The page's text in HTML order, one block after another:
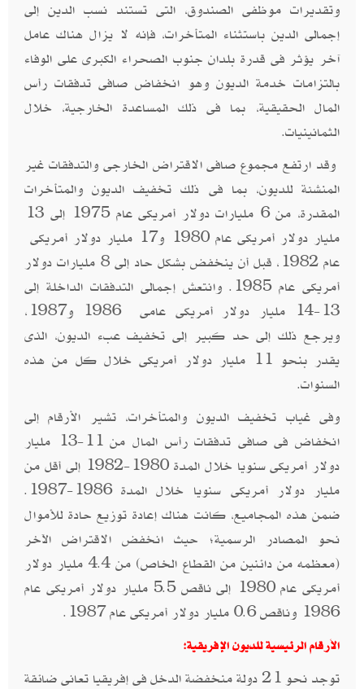
وتقديرات موظفى الصندوق، التى تستند نسب الدين إلى
إجمالى الدين باستثناء المتأخرات، فإنه لا يزال هناك عامل
آخر يؤثر فى قدرة بلدان جنوب الصحراء الكبرى على الوفاء
بالتزامات خدمة الديون وهو انخفاض صافى تدفقات رأس
المال الحقيقية، بما فى ذلك المساعدة الخارجية، خلال
الثمانينيات.
وقد ارتفع مجموع صافى الاقتراض الخارجى والتدفقات غير
المنشئة للديون، بما فى ذلك تخفيف الديون والمتأخرات
المقدرة، من 6 مليارات دولار أمريكى عام 1975 إلى 13
مليار دولار أمريكى عام 1980 و17 مليار دولار أمريكى
عام 1982، قبل أن ينخفض ​​بشكل حاد إلى 8 مليارات دولار
أمريكى عام 1985. وانتعش إجمالى التدفقات الداخلة إلى
13-14 مليار دولار أمريكى عامى 1986 و1987،
ويرجع ذلك إلى حد كبير إلى تخفيف عبء الديون، الذى
يقدر بنحو 11 مليار دولار أمريكى خلال كل من هذه
السنوات.
وفى غياب تخفيف الديون والمتأخرات، تشير الأرقام إلى
انخفاض فى صافى تدفقات رأس المال من 11-13 مليار
دولار أمريكى سنويا خلال المدة 1980-1982 إلى أقل من
مليار دولار أمريكى سنويا خلال المدة 1986-1987.
ضمن هذه المجاميع، كانت هناك إعادة توزيع حادة للأموال
نحو المصادر الرسمية؛ حيث انخفض الاقتراض الآخر
(معظمه من دائنين من القطاع الخاص) من 4.4 مليار دولار
أمريكى عام 1980 إلى ناقص 5.5 مليار دولار أمريكى عام
1986 وناقص 0.6 مليار دولار أمريكى عام 1987.
الأرقام الرئيسية للديون الإفريقية:
توجد نحو 21 دولة منخفضة الدخل فى إفريقيا تعانى ضائقة